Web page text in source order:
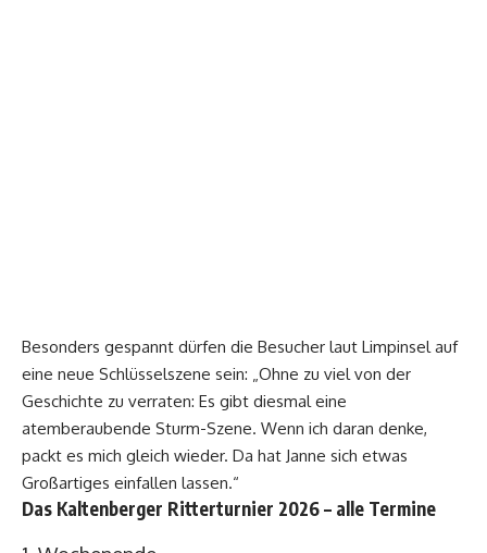
Besonders gespannt dürfen die Besucher laut Limpinsel auf
eine neue Schlüsselszene sein: „Ohne zu viel von der
Geschichte zu verraten: Es gibt diesmal eine
atemberaubende Sturm-Szene. Wenn ich daran denke,
packt es mich gleich wieder. Da hat Janne sich etwas
Großartiges einfallen lassen.“
Das Kaltenberger Ritterturnier 2026 – alle Termine